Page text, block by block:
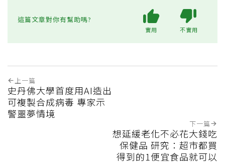
這篇文章對你有幫助嗎?
實用 不實用
上一篇
史丹佛大學首度用AI造出
可複製合成病毒 專家示
警噩夢情境
下一篇
想延緩老化不必花大錢吃
保健品 研究：超市都買
得到的1便宜食品就可以